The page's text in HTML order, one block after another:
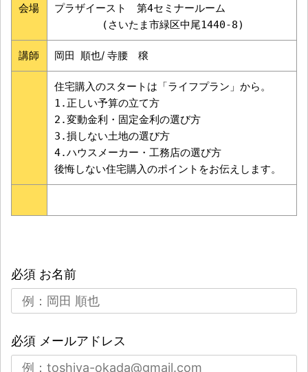
会場
プラザイースト　第4セミナールーム
(さいたま市緑区中尾1440-8)
講師 岡田 順也/ 寺腰 穣
住宅購入のスタートは「ライフプラン」から。
1.正しい予算の立て方
2.変動金利・固定金利の選び方
3.損しない土地の選び方
4.ハウスメーカー・工務店の選び方
後悔しない住宅購入のポイントをお伝えします。
必須 お名前
必須 メールアドレス